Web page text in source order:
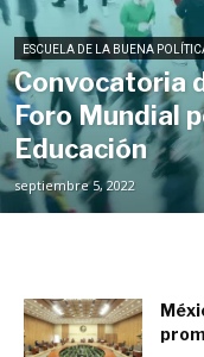
ESCUELA DE LA BUENA
Convocatoria
Foro Mundial
Educación
septiembre 5, 2022